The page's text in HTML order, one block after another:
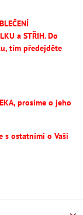
a STŘIH.Do
tím předejděte
prosíme o jeho
s ostatními o Vaši